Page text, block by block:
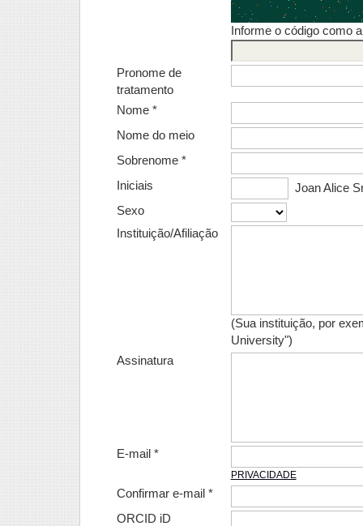
Informe o código como
Pronome de
tratamento
Nome *
Nome do meio
Sobrenome *
Iniciais
Joan Alice
Sexo
Instituição/Afiliação
(Sua instituição, por
University")
Assinatura
E-mail *
PRIVACIDADE
Confirmar e-mail *
ORCID iD